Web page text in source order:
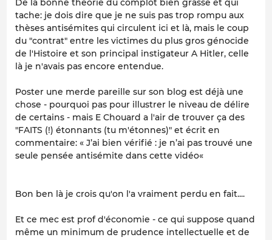
De la bonne théorie du complot bien grasse et qui
tache: je dois dire que je ne suis pas trop rompu aux
thèses antisémites qui circulent ici et là, mais le coup
du "contrat" entre les victimes du plus gros génocide
de l'Histoire et son principal instigateur A Hitler, celle
là je n'avais pas encore entendue.
Poster une merde pareille sur son blog est déjà une
chose - pourquoi pas pour illustrer le niveau de délire
de certains - mais E Chouard a l'air de trouver ça des
"FAITS (!) étonnants (tu m'étonnes)" et écrit en
commentaire: « J’ai bien vérifié : je n’ai pas trouvé une
seule pensée antisémite dans cette vidéo«
Bon ben là je crois qu'on l'a vraiment perdu en fait....
Et ce mec est prof d'économie - ce qui suppose quand
même un minimum de prudence intellectuelle et de